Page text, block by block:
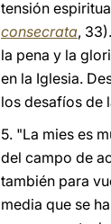
tensión
consecrata,
la pena y la
en la Iglesia.
los desafíos de
5. "La mies es
del campo de
también para
media que se